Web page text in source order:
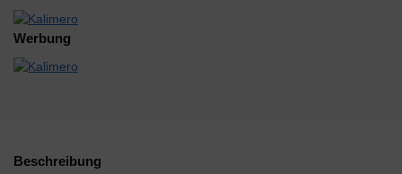
Werbung
Beschreibung